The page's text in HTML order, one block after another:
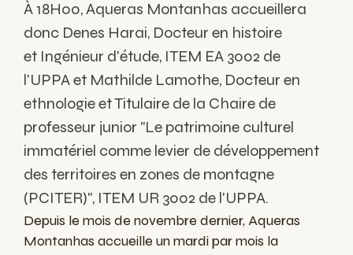
À 18H00, Aqueras Montanhas accueillera
donc Denes Harai, Docteur en histoire
et Ingénieur d'étude, ITEM EA 3002 de
l'UPPAet Mathilde Lamothe, Docteur en
ethnologie et Titulaire de la Chaire de
professeur junior "Le patrimoine culturel
immatériel comme levier de développement
des territoires en zones de montagne
(PCITER)", ITEM UR 3002 de l'UPPA.
Depuis le mois de novembre dernier, Aqueras
Montanhas accueille un mardi par mois la